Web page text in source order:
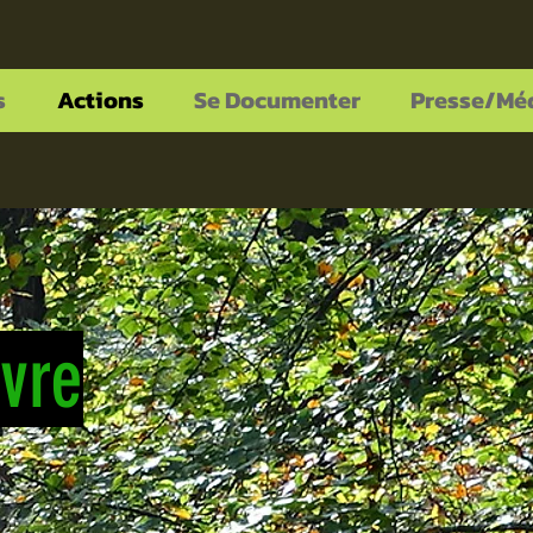
Actions Se Documenter Presse/